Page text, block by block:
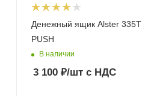
Денежный ящик Alster 335T
PUSH
В наличии
3 100 ₽/шт с НДС